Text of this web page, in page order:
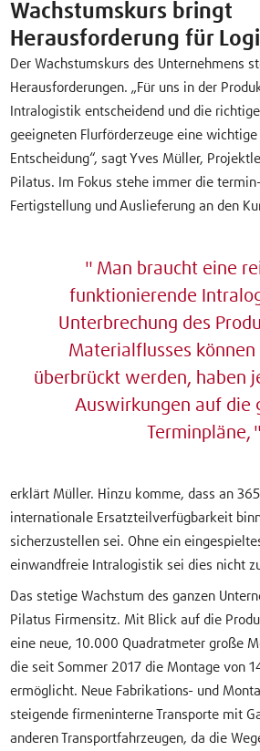
Wachstumskurs bringt
Herausforderung für
Der Wachstumskurs des Unternehmens
Herausforderungen. „Für uns in der
Intralogistik entscheidend und die
geeigneten Flurförderzeuge eine
Entscheidung“, sagt Yves Müller,
Pilatus. Im Fokus stehe immer die
Fertigstellung und Auslieferung an den
Man braucht eine
funktionierende
Unterbrechung des
Materialflusses
überbrückt werden, haben
Auswirkungen auf die
Terminpläne,
erklärt Müller. Hinzu komme, dass an
internationale Ersatzteilverfügbarkeit
sicherzustellen sei. Ohne ein
einwandfreie Intralogistik sei dies nicht
Das stetige Wachstum des ganzen
Pilatus Firmensitz. Mit Blick auf die
eine neue, 10.000 Quadratmeter große
die seit Sommer 2017 die Montage von
ermöglicht. Neue Fabrikations- und
steigende firmeninterne Transporte mit
anderen Transportfahrzeugen, da die